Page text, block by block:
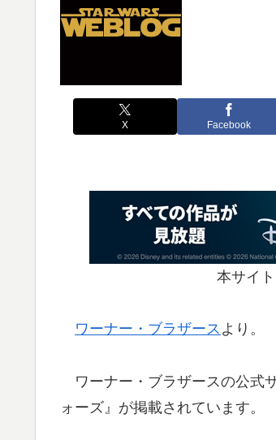
X Facebook
本サイ
ワーナー・ブラザース より。
ワーナー・ブラザースの公式
ォーズ』が掲載されています。